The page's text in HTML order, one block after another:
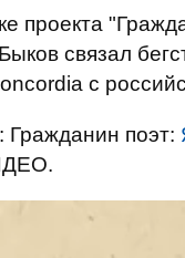
проекта
связал
с
Гражданин поэт: